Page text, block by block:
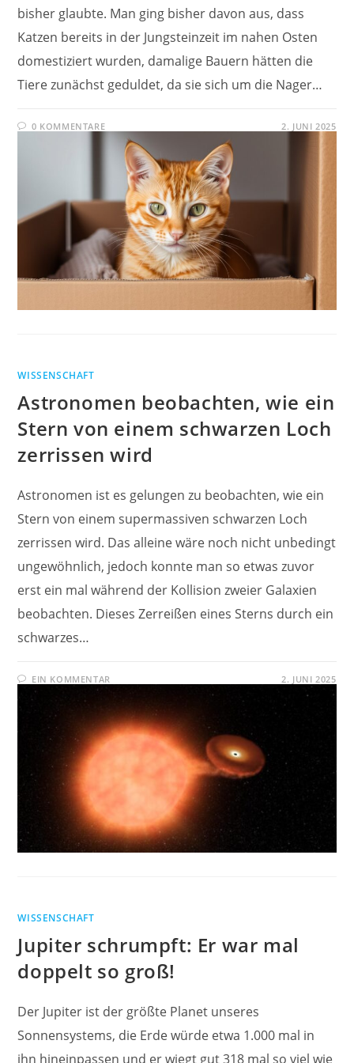
bisher glaubte. Man ging bisher davon aus, dass
Katzen bereits in der Jungsteinzeit im nahen Osten
domestiziert wurden, damalige Bauern hätten die
Tiere zunächst geduldet, da sie sich um die Nager…
0 KOMMENTARE 2. JUNI 2025
WISSENSCHAFT
Astronomen beobachten, wie ein
Stern von einem schwarzen Loch
zerrissen wird
Astronomen ist es gelungen zu beobachten, wie ein
Stern von einem supermassiven schwarzen Loch
zerrissen wird. Das alleine wäre noch nicht unbedingt
ungewöhnlich, jedoch konnte man so etwas zuvor
erst ein mal während der Kollision zweier Galaxien
beobachten. Dieses Zerreißen eines Sterns durch ein
schwarzes…
EIN KOMMENTAR 2. JUNI 2025
WISSENSCHAFT
Jupiter schrumpft: Er war mal
doppelt so groß!
Der Jupiter ist der größte Planet unseres
Sonnensystems, die Erde würde etwa 1.000 mal in
ihn hineinpassen und er wiegt gut 318 mal so viel wie